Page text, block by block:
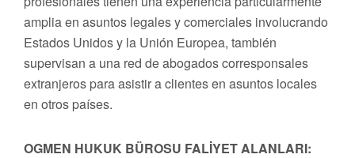
amplia en asuntos legales y comerciales involucrando
Estados Unidos y la Unión Europea, también
supervisan a una red de abogados corresponsales
extranjeros para asistir a clientes en asuntos locales
en otros países.
OGMEN HUKUK BÜROSU FALİYET ALANLARI: